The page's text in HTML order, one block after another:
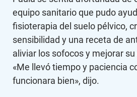
equipo sanitario que pudo
fisioterapia del suelo pélvico,
sensibilidad y una receta de
aliviar los sofocos y mejorar
«Me llevó tiempo y paciencia
funcionara bien», dijo.